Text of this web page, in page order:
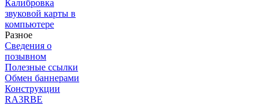
Калибровка
звуковой карты в
компьютере
Разное
Сведения о
позывном
Полезные ссылки
Обмен баннерами
Конструкции
RA3RBE